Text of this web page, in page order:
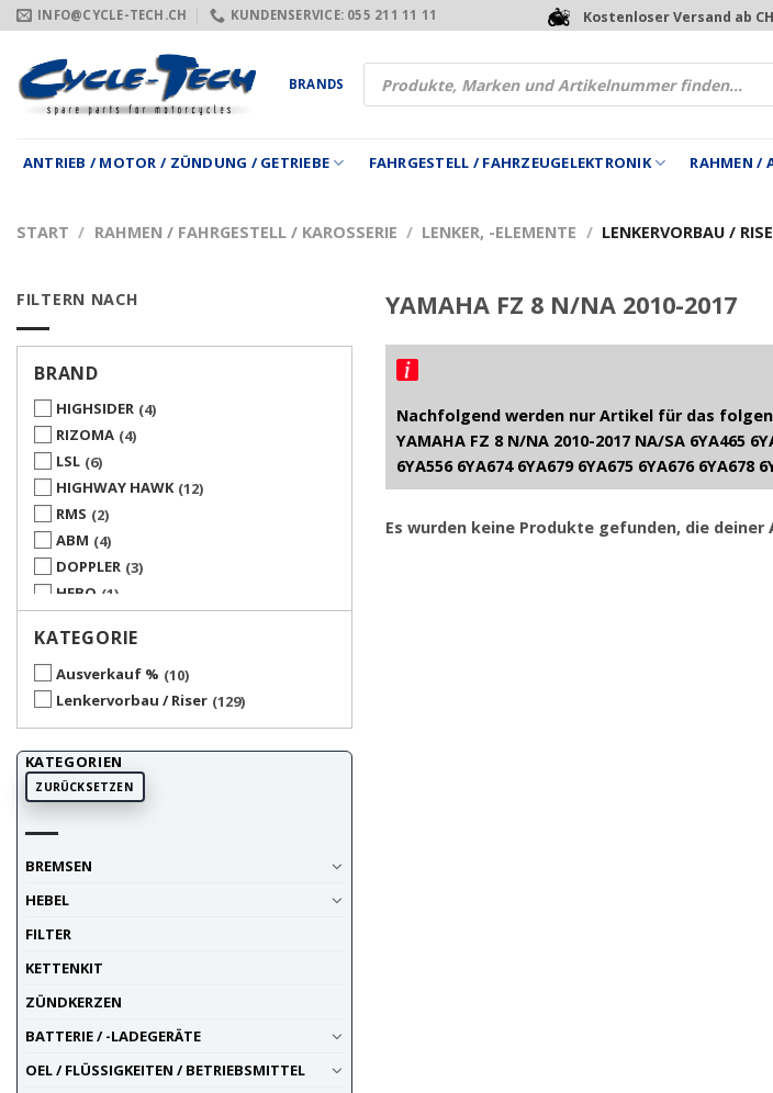
Zum
Inhalt
springen
INFO@CYCLE-TECH.CH KUNDENSERVICE: 055 211 11 11 Kostenloser Versand ab
BRANDS
Products
search
ANTRIEB / MOTOR / ZÜNDUNG / GETRIEBE FAHRGESTELL / FAHRZEUGELEKTRONIK RAHMEN /
START / RAHMEN / FAHRGESTELL / KAROSSERIE / LENKER, -ELEMENTE / LENKERVORBAU /
FILTERN NACH
BRAND
HIGHSIDER 4
RIZOMA 4
LSL 6
HIGHWAY HAWK 12
RMS
2
ABM
4
DOPPLER 3
HEBO 1
RITZ 60
SOLEX 1
TNT RACING 9
UP ACCESSORY 3
UP SPARE PARTS 2
KATEGORIE
Ausverkauf % 10
Lenkervorbau / Riser 129
KATEGORIEN
ZURÜCKSETZEN
BREMSEN
HEBEL
FILTER
KETTENKIT
ZÜNDKERZEN
BATTERIE / -LADEGERÄTE
OEL / FLÜSSIGKEITEN / BETRIEBSMITTEL
YAMAHA FZ 8 N/NA 2010-2017
Nachfolgend werden nur Artikel für das
YAMAHA FZ 8 N/NA 2010-2017 NA/SA 6YA465
6YA556 6YA674 6YA679 6YA675 6YA676 6YA678
Es wurden keine Produkte gefunden, die deiner